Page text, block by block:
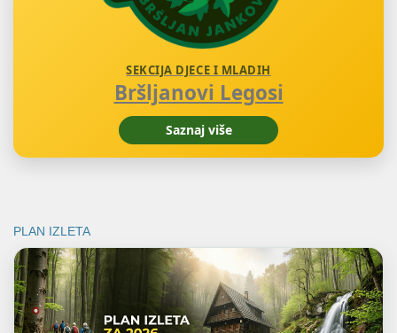
SEKCIJA DJECE I MLADIH
Bršljanovi Legosi
Saznaj više
PLAN IZLETA